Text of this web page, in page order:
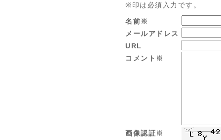
※印は必須入力です。
名前※
メールアドレス
URL
コメント※
画像認証※